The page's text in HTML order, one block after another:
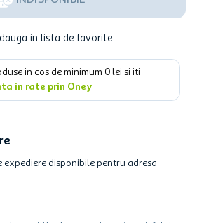
in lista de favorite
in cos de minimum 0 lei si iti
in rate prin Oney
expediere disponibile pentru adresa